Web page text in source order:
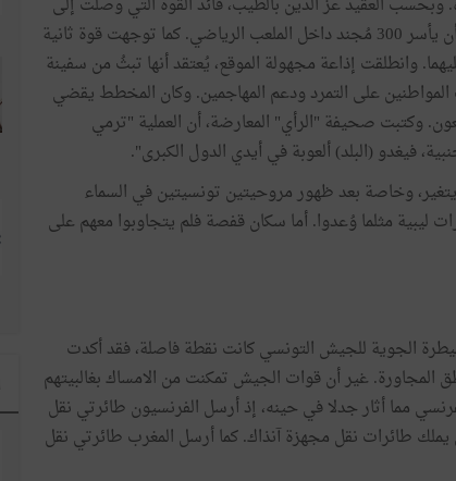
قفصة وحاصرت الثكنة، استطاع قائد المهاجمين أحمد المرغني أن يأسر 300 مُجند داخل الملعب الرياضي. كما توجهت قوة ثانية
وانطلقت إذاعة مجهولة الموقع، يُعتقد أنها تبثُ من سفينة
على التمرد ودعم المهاجمين. وكان المخطط يقضي
وكتبت صحيفة "الرأي" المعارضة، أن العملية "ترمي
فيغدو (البلد) ألعوبة في أيدي الدول الكبرى".
وخاصة بعد ظهور مروحيتين تونسيتين في السماء
ليبية مثلما وُعدوا. أما سكان قفصة فلم يتجاوبوا معهم على
الجوية للجيش التونسي كانت نقطة فاصلة، فقد أكدت
المجاورة. غير أن قوات الجيش تمكنت من الامساك بغالبيتهم
مما أثار جدلا في حينه، إذ أرسل الفرنسيون طائرتي نقل
طائرات نقل مجهزة آنذاك. كما أرسل المغرب طائرتي نقل